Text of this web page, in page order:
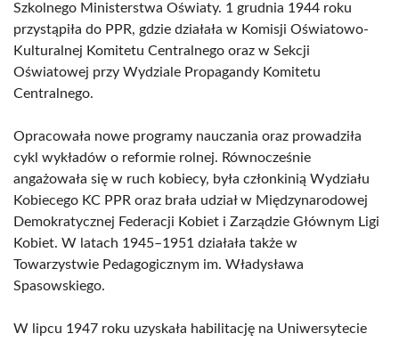
Szkolnego Ministerstwa Oświaty. 1 grudnia 1944 roku
przystąpiła do PPR, gdzie działała w Komisji Oświatowo-
Kulturalnej Komitetu Centralnego oraz w Sekcji
Oświatowej przy Wydziale Propagandy Komitetu
Centralnego.
Opracowała nowe programy nauczania oraz prowadziła
cykl wykładów o reformie rolnej. Równocześnie
angażowała się w ruch kobiecy, była członkinią Wydziału
Kobiecego KC PPR oraz brała udział w Międzynarodowej
Demokratycznej Federacji Kobiet i Zarządzie Głównym Ligi
Kobiet. W latach 1945–1951 działała także w
Towarzystwie Pedagogicznym im. Władysława
Spasowskiego.
W lipcu 1947 roku uzyskała habilitację na Uniwersytecie